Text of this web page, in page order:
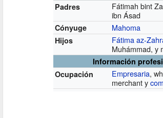
Padres
Fátimah bint
ibn Ásad
Cónyuge Mahoma
Hijos Fátima az-
Muhámmad, y
Información
Ocupación
Empresaria,
merchant y